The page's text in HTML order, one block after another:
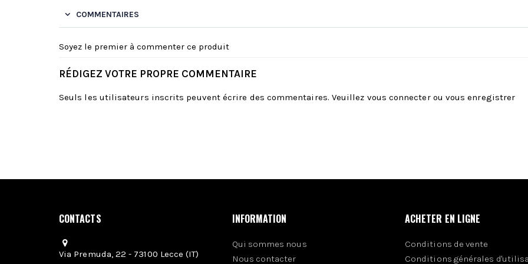
COMMENTAIRES
Soyez le premier à commenter ce produit
RÉDIGEZ VOTRE PROPRE COMMENTAIRE
Seuls les utilisateurs inscrits peuvent écrire des commentaires. Veuillez vous connecterou vous enregistrer
CONTACTS
Via Premuda, 22 - 73100 Lecce (IT)
INFORMATION
Qui sommes nous
Nous contacter
ACHETER EN LIGNE
Conditions de vente
Conditions générales